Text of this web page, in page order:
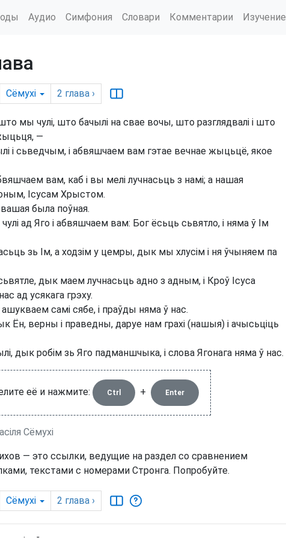
Аудио Симфония Словари Комментарии Изучение
Сёмухі 2 глава ›
мы чулі, што бачылі на свае вочы, што разглядвалі і што
—
і сьведчым, і абвяшчаем вам гэтае вечнае жыцьцё, якое
вам, каб і вы мелі лучнасьць з намі; а нашая
Ісусам Хрыстом.
была поўная.
ад Яго і абвяшчаем вам: Бог ёсьць сьвятло, і няма ў Ім
зь Ім, а ходзім у цемры, дык мы хлусім і ня ўчыняем па
дык маем лучнасьць адно з адным, і Кроў Ісуса
ад усякага грэху.
самі сябе, і праўды няма ў нас.
Ён, верны і праведны, даруе нам грахі (нашыя) і ачысьціць
дык робім зь Яго падманшчыка, і слова Ягонага няма ў нас.
её и нажмите: Ctrl + Enter
Сёмухі
— это ссылки, ведущие на раздел со сравнением
текстами с номерами Стронга. Попробуйте.
Сёмухі 2 глава ›